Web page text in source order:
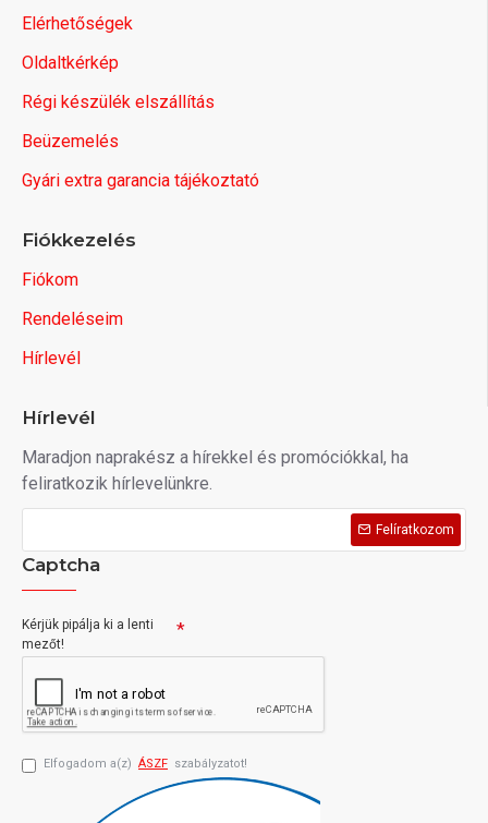
Elérhetőségek
Oldaltkérkép
Régi készülék elszállítás
Beüzemelés
Gyári extra garancia tájékoztató
Fiókkezelés
Fiókom
Rendeléseim
Hírlevél
Hírlevél
Maradjon naprakész a hírekkel és promóciókkal, ha
feliratkozik hírlevelünkre.
Felíratkozom
Captcha
Kérjük pipálja ki a lenti
mezőt!
Elfogadom a(z) ÁSZF szabályzatot!